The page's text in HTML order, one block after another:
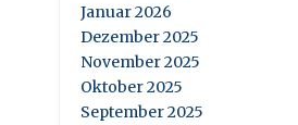
Januar 2026
Dezember 2025
November 2025
Oktober 2025
September 2025